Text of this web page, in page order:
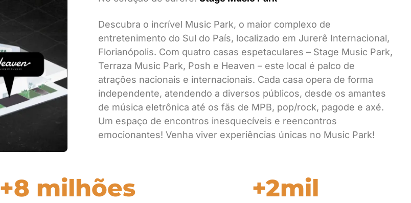
Descubra o incrível Music Park, o maior complexo de
entretenimento do Sul do País, localizado em Jurerê Internacional,
Florianópolis. Com quatro casas espetaculares – Stage Music Park,
Terraza Music Park, Posh e Heaven – este local é palco de
atrações nacionais e internacionais. Cada casa opera de forma
independente, atendendo a diversos públicos, desde os amantes
de música eletrônica até os fãs de MPB, pop/rock, pagode e axé.
Um espaço de encontros inesquecíveis e reencontros
emocionantes! Venha viver experiências únicas no Music Park!
+8 milhões +2mil